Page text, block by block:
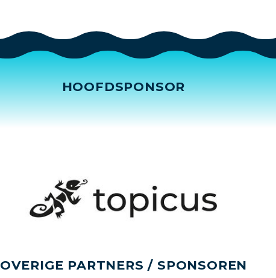
HOOFDSPONSOR
OVERIGE PARTNERS / SPONSOREN